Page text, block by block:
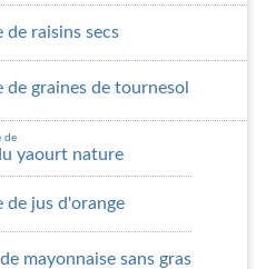
de raisins secs
de graines de tournesol
de
yaourt nature
de jus d'orange
mayonnaise sans gras